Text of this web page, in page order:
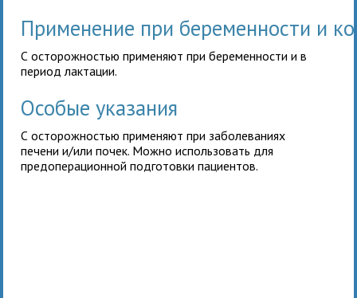
Применение при беременности и
С осторожностью применяют при беременности и в
период лактации.
Особые указания
С осторожностью применяют при заболеваниях
печени и/или почек. Можно использовать для
предоперационной подготовки пациентов.